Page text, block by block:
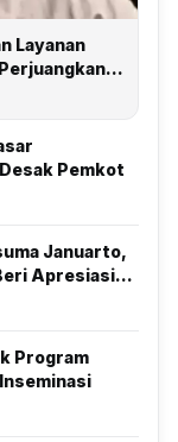
Layanan
Pemkot
Januarto,
Apresiasi
Program